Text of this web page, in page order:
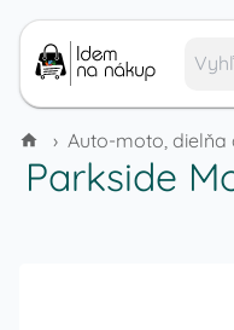
›
Parkside